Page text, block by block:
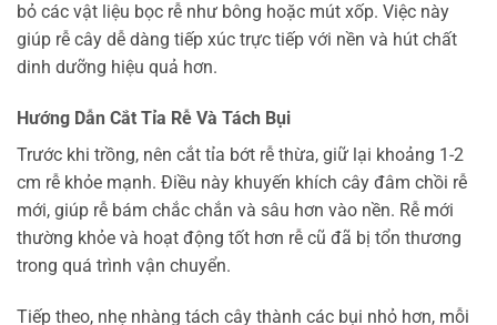
bỏ các vật liệu bọc rễ như bông hoặc mút xốp. Việc này
giúp rễ cây dễ dàng tiếp xúc trực tiếp với nền và hút chất
dinh dưỡng hiệu quả hơn.
Hướng Dẫn Cắt Tỉa Rễ Và Tách Bụi
Trước khi trồng, nên cắt tỉa bớt rễ thừa, giữ lại khoảng 1-2
cm rễ khỏe mạnh. Điều này khuyến khích cây đâm chồi rễ
mới, giúp rễ bám chắc chắn và sâu hơn vào nền. Rễ mới
thường khỏe và hoạt động tốt hơn rễ cũ đã bị tổn thương
trong quá trình vận chuyển.
Tiếp theo, nhẹ nhàng tách cây thành các bụi nhỏ hơn, mỗi